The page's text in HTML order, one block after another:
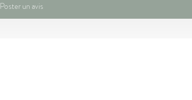
Poster un avis